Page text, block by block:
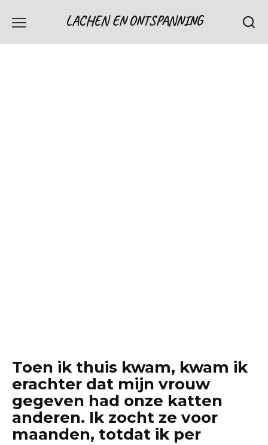
LACHEN EN ONTSPANNING
Toen ik thuis kwam, kwam ik
erachter dat mijn vrouw
gegeven had onze katten
anderen. Ik zocht ze voor
maanden, totdat ik per